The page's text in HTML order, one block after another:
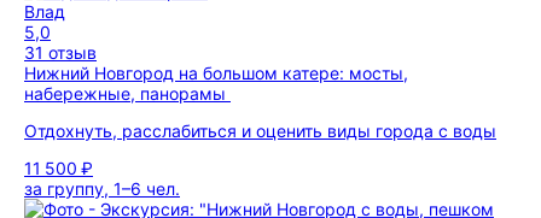
Влад
5,0
31 отзыв
Нижний Новгород на большом катере: мосты,
набережные, панорамы
Отдохнуть, расслабиться и оценить виды города с воды
11 500 ₽
за группу, 1–6 чел.